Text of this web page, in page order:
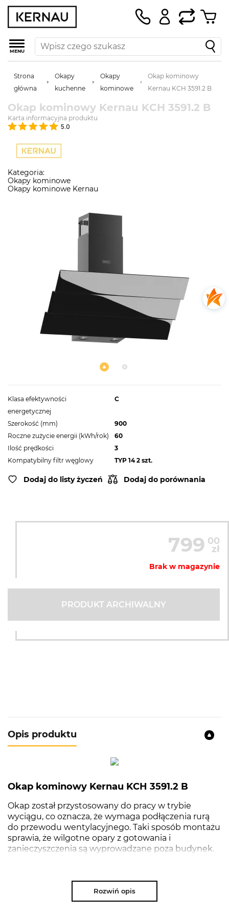
MENU
Strona
główna
Okapy
kuchenne
Okapy
kominowe
Okap kominowy
Kernau KCH 3591.2 B
Okap kominowy Kernau KCH 3591.2 B
Karta informacyjna produktu
5.0
Kategoria:
Okapy kominowe
Okapy kominowe Kernau
Klasa efektywności
energetycznej
C
Szerokość (mm)
900
Roczne zużycie energii (kWh/rok)
60
Ilość prędkości
3
Kompatybilny filtr węglowy
TYP 14 2 szt.
Dodaj do listy życzeń Dodaj do porównania
799 00
zł
Brak w magazynie
PRODUKT ARCHIWALNY
Opis produktu
Okap kominowy Kernau KCH 3591.2 B
Okap został przystosowany do pracy w trybie
wyciągu, co oznacza, że wymaga podłączenia rurą
do przewodu wentylacyjnego. Taki sposób montażu
sprawia, że wilgotne opary z gotowania i
zanieczyszczenia są wyprowadzane poza budynek.
nieprzyjemne zapachy, co sprawia, że do
pomieszczenia wraca oczyszczone powietrze.
Urządzenie wyposażono w kilka trybów pracy, dzięki
Rozwiń opis